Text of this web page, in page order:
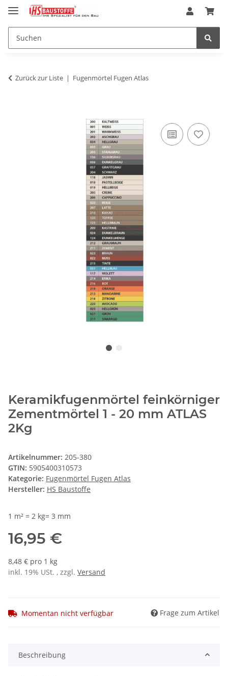
Zurück zur Liste Fugenmörtel Fugen Atlas
Keramikfugenmörtel feinkörniger
Zementmörtel 1 - 20 mm ATLAS
2Kg
Artikelnummer: 205-380
GTIN: 5905400310573
Kategorie: Fugenmörtel Fugen Atlas
Hersteller: HS Baustoffe
1 m² = 2 kg= 3 mm
16,95 €
8,48 € pro 1 kg
inkl. 19% USt. , zzgl. Versand
Momentan nicht verfügbar Frage zum Artikel
Beschreibung